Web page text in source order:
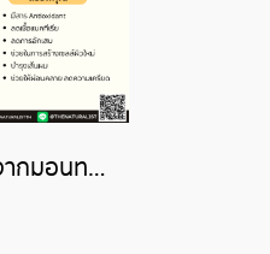
น้ำมันหอมระเหยจากมอนทาน่า-MONTANA ESSENTIAL OIL